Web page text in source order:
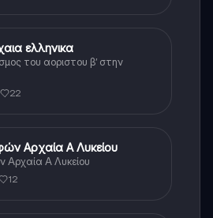
ελληνικα
του αοριστου β’ στην
22
Αρχαία Α Λυκείου
Αρχαία Α Λυκείου
12